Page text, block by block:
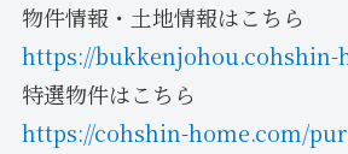
物件情報・土地情報はこちら
https://bukkenjohou.cohshin-
特選物件はこちら
https://cohshin-home.com/